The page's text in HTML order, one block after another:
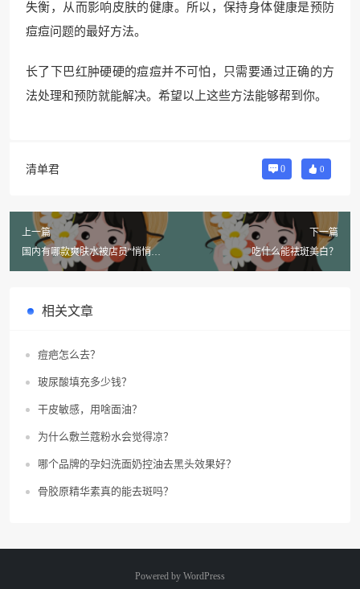
失衡，从而影响皮肤的健康。所以，保持身体健康是预防
痘痘问题的最好方法。
长了下巴红肿硬硬的痘痘并不可怕，只需要通过正确的方
法处理和预防就能解决。希望以上这些方法能够帮到你。
清单君 0 0
上一篇
国内有哪款爽肤水被店员“悄悄
用”？是因为提成低很少被推荐？
下一篇
吃什么能祛斑美白？
相关文章
痘疤怎么去？
玻尿酸填充多少钱？
干皮敏感，用啥面油？
为什么敷兰蔻粉水会觉得凉？
哪个品牌的孕妇洗面奶控油去黑头效果好？
骨胶原精华素真的能去斑吗？
Powered by WordPress